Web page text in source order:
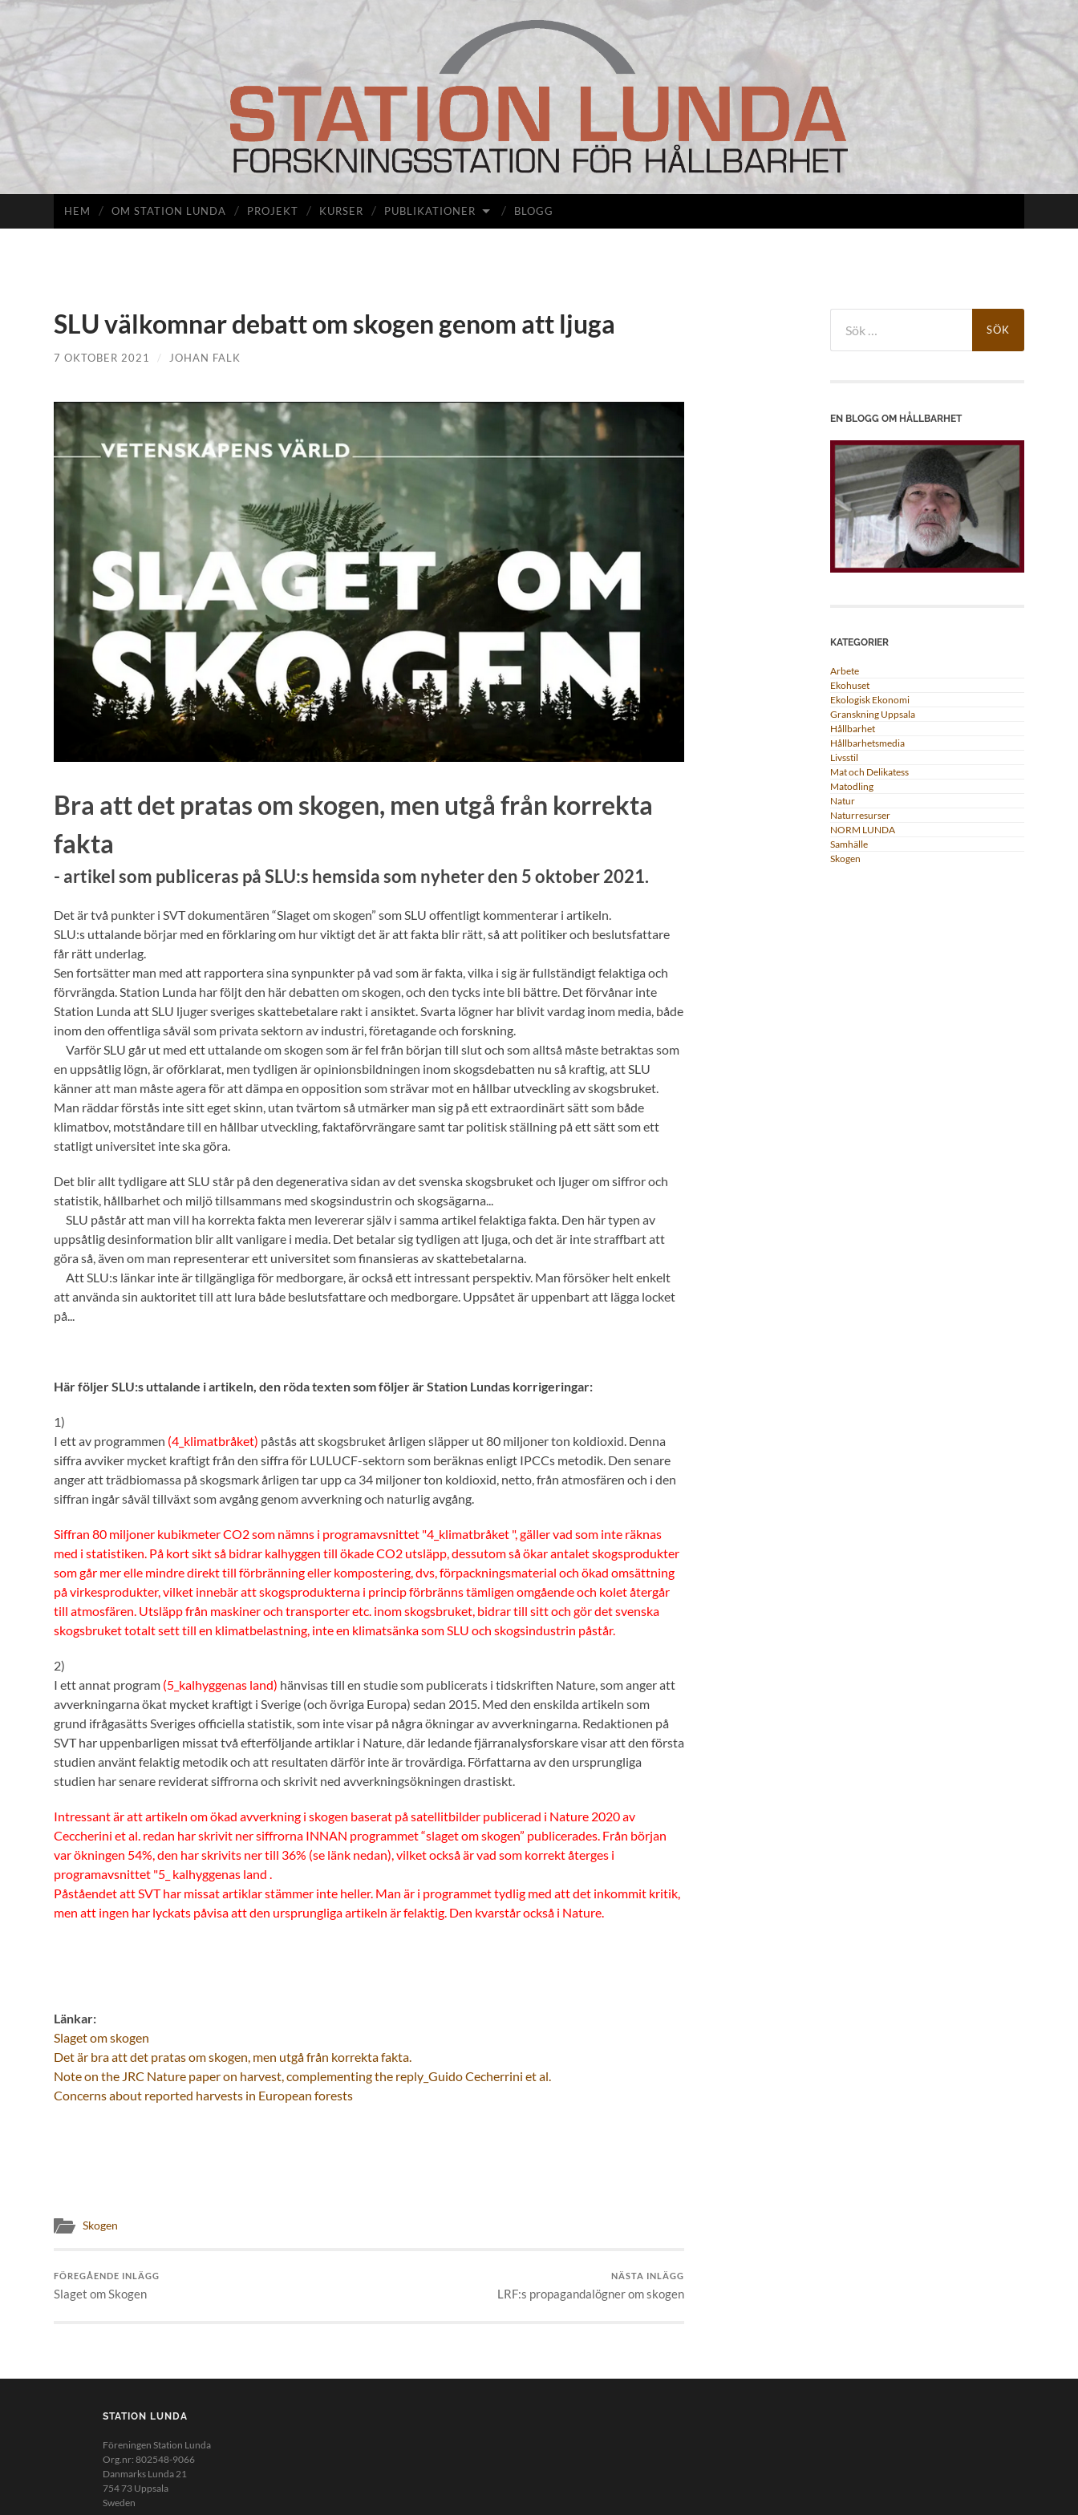
Station
HEM OM STATION LUNDA PROJEKT KURSER PUBLIKATIONER BLOGG
SLU välkomnar debatt om skogen genom att ljuga
7 OKTOBER 2021 / JOHAN FALK
Bra att det pratas om skogen, men utgå från korrekta
fakta
- artikel som publiceras på SLU:s hemsida som nyheter den 5 oktober 2021.
Det är två punkter i SVT dokumentären “Slaget om skogen” som SLU offentligt kommenterar i artikeln.
SLU:s uttalande börjar med en förklaring om hur viktigt det är att fakta blir rätt, så att politiker och beslutsfattare
får rätt underlag.
Sen fortsätter man med att rapportera sina synpunkter på vad som är fakta, vilka i sig är fullständigt felaktiga och
förvrängda. Station Lunda har följt den här debatten om skogen, och den tycks inte bli bättre. Det förvånar inte
Station Lunda att SLU ljuger sveriges skattebetalare rakt i ansiktet. Svarta lögner har blivit vardag inom media, både
inom den offentliga såväl som privata sektorn av industri, företagande och forskning.
Varför SLU går ut med ett uttalande om skogen som är fel från början till slut och som alltså måste betraktas som
en uppsåtlig lögn, är oförklarat, men tydligen är opinionsbildningen inom skogsdebatten nu så kraftig, att SLU
känner att man måste agera för att dämpa en opposition som strävar mot en hållbar utveckling av skogsbruket.
Man räddar förstås inte sitt eget skinn, utan tvärtom så utmärker man sig på ett extraordinärt sätt som både
klimatbov, motståndare till en hållbar utveckling, faktaförvrängare samt tar politisk ställning på ett sätt som ett
statligt universitet inte ska göra.
Det blir allt tydligare att SLU står på den degenerativa sidan av det svenska skogsbruket och ljuger om siffror och
statistik, hållbarhet och miljö tillsammans med skogsindustrin och skogsägarna...
SLU påstår att man vill ha korrekta fakta men levererar själv i samma artikel felaktiga fakta. Den här typen av
uppsåtlig desinformation blir allt vanligare i media. Det betalar sig tydligen att ljuga, och det är inte straffbart att
göra så, även om man representerar ett universitet som finansieras av skattebetalarna.
Att SLU:s länkar inte är tillgängliga för medborgare, är också ett intressant perspektiv. Man försöker helt enkelt
att använda sin auktoritet till att lura både beslutsfattare och medborgare. Uppsåtet är uppenbart att lägga locket
på...
Här följer SLU:s uttalande i artikeln, den röda texten som följer är Station Lundas korrigeringar:
1)
I ett av programmen (4_klimatbråket) påstås att skogsbruket årligen släpper ut 80 miljoner ton koldioxid. Denna
siffra avviker mycket kraftigt från den siffra för LULUCF-sektorn som beräknas enligt IPCCs metodik. Den senare
anger att trädbiomassa på skogsmark årligen tar upp ca 34 miljoner ton koldioxid, netto, från atmosfären och i den
siffran ingår såväl tillväxt som avgång genom avverkning och naturlig avgång.
Siffran 80 miljoner kubikmeter CO2 som nämns i programavsnittet "4_klimatbråket ", gäller vad som inte räknas
med i statistiken. På kort sikt så bidrar kalhyggen till ökade CO2 utsläpp, dessutom så ökar antalet skogsprodukter
som går mer elle mindre direkt till förbränning eller kompostering, dvs, förpackningsmaterial och ökad omsättning
på virkesprodukter, vilket innebär att skogsprodukterna i princip förbränns tämligen omgående och kolet återgår
till atmosfären. Utsläpp från maskiner och transporter etc. inom skogsbruket, bidrar till sitt och gör det svenska
skogsbruket totalt sett till en klimatbelastning, inte en klimatsänka som SLU och skogsindustrin påstår.
2)
I ett annat program (5_kalhyggenas land) hänvisas till en studie som publicerats i tidskriften Nature, som anger att
avverkningarna ökat mycket kraftigt i Sverige (och övriga Europa) sedan 2015. Med den enskilda artikeln som
grund ifrågasätts Sveriges officiella statistik, som inte visar på några ökningar av avverkningarna. Redaktionen på
SVT har uppenbarligen missat två efterföljande artiklar i Nature, där ledande fjärranalys­forskare visar att den första
studien använt felaktig metodik och att resultaten därför inte är trovärdiga. Författarna av den ursprungliga
studien har senare reviderat siffrorna och skrivit ned avverkningsökningen drastiskt.
Intressant är att artikeln om ökad avverkning i skogen baserat på satellitbilder publicerad i Nature 2020 av
Ceccherini et al. redan har skrivit ner siffrorna INNAN programmet “slaget om skogen” publicerades. Från början
var ökningen 54%, den har skrivits ner till 36% (se länk nedan), vilket också är vad som korrekt återges i
programavsnittet "5_ kalhyggenas land .
Påståendet att SVT har missat artiklar stämmer inte heller. Man är i programmet tydlig med att det inkommit kritik,
men att ingen har lyckats påvisa att den ursprungliga artikeln är felaktig. Den kvarstår också i Nature.
Länkar:
Slaget om skogen
Det är bra att det pratas om skogen, men utgå från korrekta fakta.
Note on the JRC Nature paper on harvest, complementing the reply_Guido Cecherrini et al.
Concerns about reported harvests in European forests
Skogen
FÖREGÅENDE INLÄGG
Slaget om Skogen
NÄSTA INLÄGG
LRF:s propagandalögner om skogen
efter:
EN BLOGG OM HÅLLBARHET
KATEGORIER
Arbete
Ekohuset
Ekologisk Ekonomi
Granskning Uppsala
Hållbarhet
Hållbarhetsmedia
Livsstil
Mat och Delikatess
Matodling
Natur
Naturresurser
NORM LUNDA
Samhälle
Skogen
STATION LUNDA
Föreningen Station Lunda
Org.nr: 802548-9066
Danmarks Lunda 21
754 73 Uppsala
Sweden